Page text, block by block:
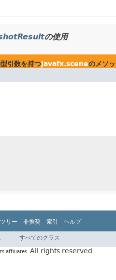
の使用
引数を持つjavafx.sceneのメソ
ツリー 非推奨 索引 ヘルプ
すべてのクラス
affiliates. All rights reserved.